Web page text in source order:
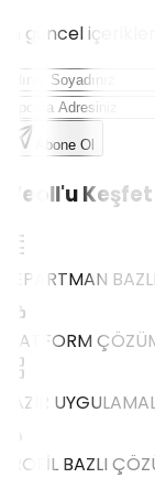
En güncel
Abone Ol
Weoll'u Keşfet
DEPARTMAN
PLATFORM
HAZIR
PROFİL BAZLI